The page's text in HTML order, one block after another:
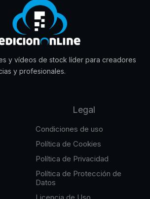
y vídeos de stock líder para creadores
y profesionales.
Legal
Condiciones de uso
Política de Cookies
Política de Privacidad
Política de Protección de
Datos